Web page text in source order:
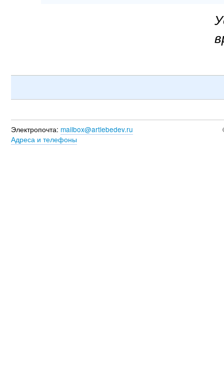
Электропочта: mailbox@artlebedev.ru
Адреса и телефоны